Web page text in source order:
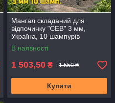
Мангал складаний для
відпочинку "СЕВ" 3 мм,
Україна, 10 шампурів
В наявності
1 503,50 ₴ 1 550 ₴
Купити